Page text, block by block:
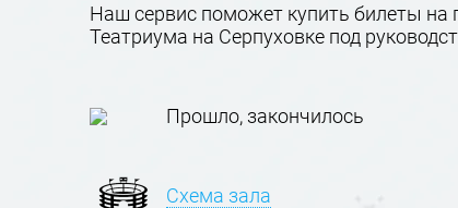
Наш сервис поможет купить билеты на
Театриума на Серпуховке под
Прошло, закончилось
Схема зала